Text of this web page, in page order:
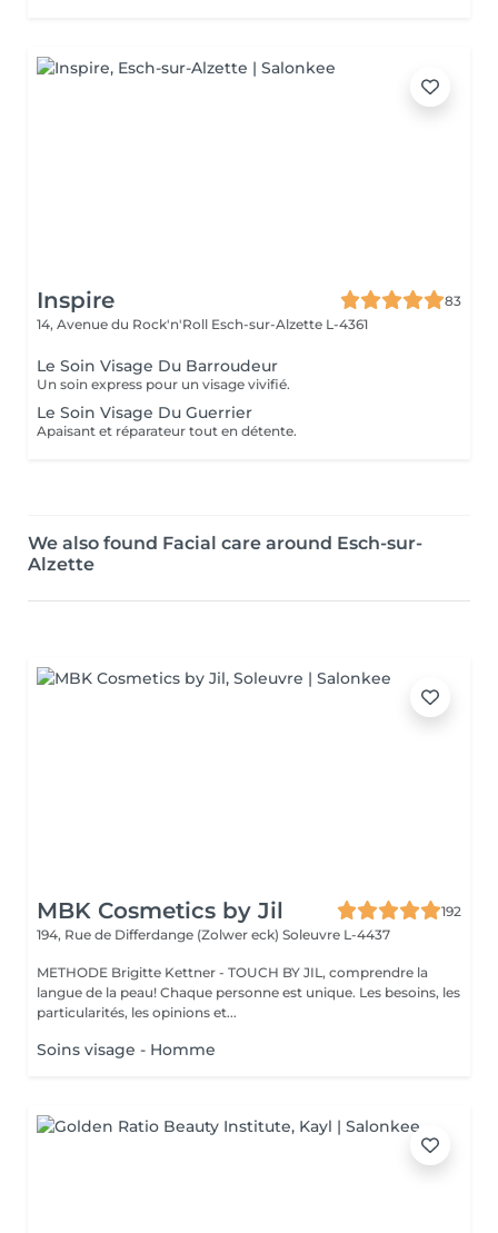
Inspire
83
14, Avenue du Rock'n'Roll Esch-sur-Alzette L-4361
Le Soin Visage Du Barroudeur
Un soin express pour un visage vivifié.
Le Soin Visage Du Guerrier
Apaisant et réparateur tout en détente.
We also found Facial care around Esch-sur-
Alzette
MBK Cosmetics by Jil
192
194, Rue de Differdange (Zolwer eck) Soleuvre L-4437
METHODE Brigitte Kettner - TOUCH BY JIL, comprendre la
langue de la peau! Chaque personne est unique. Les besoins, les
particularités, les opinions et...
Soins visage - Homme